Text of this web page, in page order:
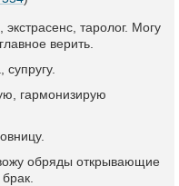
таролог. Могу
верить.
гармонизирую
обряды открывающие